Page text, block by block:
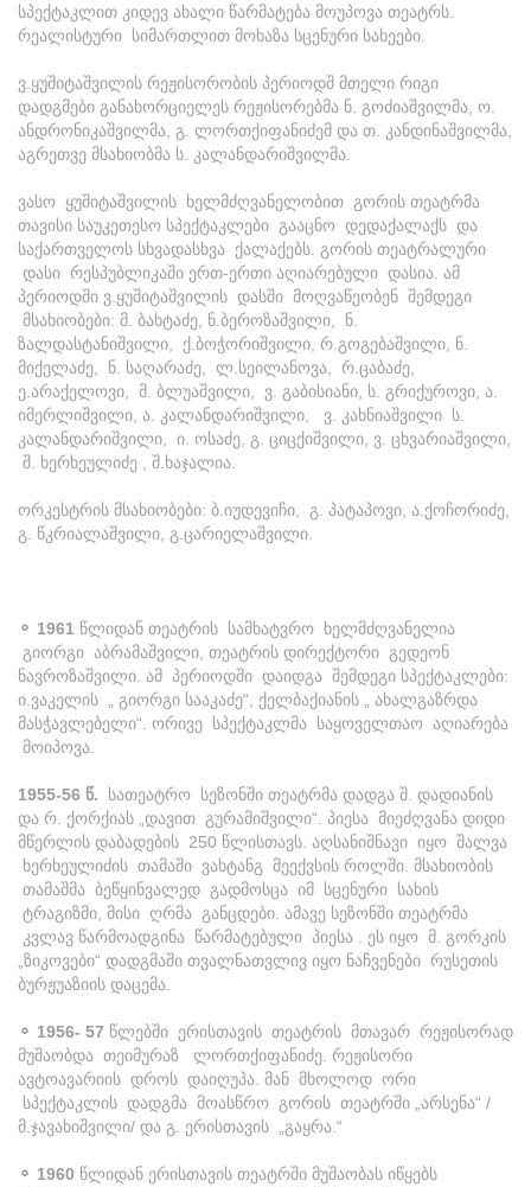
სპექტაკლით კიდევ ახალი წარმატება მოუპოვა თეატრს.
რეალისტური სიმართლით მოხაზა სცენური სახეები.
ვ.ყუშიტაშვილის რეჟისორობის პერიოდშ მთელი რიგი
დადგმები განახორციელეს რეჟისორებმა ნ. გოძიაშვილმა, ო.
ანდრონიკაშვილმა, გ. ლორთქიფანიძემ და თ. კანდინაშვილმა,
აგრეთვე მსახიობმა ს. კალანდარიშვილმა.
ვასო ყუშიტაშვილის ხელმძღვანელობით გორის თეატრმა
თავისი საუკეთესო სპექტაკლები გააცნო დედაქალაქს და
საქართველოს სხვადასხვა ქალაქებს. გორის თეატრალური
დასი რესპუბლიკაში ერთ-ერთი აღიარებული დასია. ამ
პერიოდში ვ.ყუშიტაშვილის დასში მოღვაწეობენ შემდეგი
მსახიობები: მ. ბახტაძე, ნ.ბეროზაშვილი, ნ.
ზალდასტანიშვილი, ქ.ბოჭორიშვილი, რ.გოგებაშვილი, ნ.
მიქელაძე, ნ. საღარაძე, ლ.სეილანოვა, რ.ცაბაძე,
ე.არაქელოვი, მ. ბლუაშვილი, ვ. გაბისიანი, ს. გრიქუროვი, ა.
იმერლიშვილი, ა. კალანდარიშვილი, ვ. კახნიაშვილი ს.
კალანდარიშვილი, ი. ოსაძე, გ. ციცქიშვილი, ვ. ცხვარიაშვილი,
შ. ხერხეულიძე , შ.ხაჯალია.
ორკესტრის მსახიობები: ბ.იუდევიჩი, გ. პატაპოვი, ა.ქოჩორიძე,
გ. წკრიალაშვილი, გ.ცარიელაშვილი.
⚬ 1961 წლიდან თეატრის სამხატვრო ხელმძღვანელია
გიორგი აბრამაშვილი, თეატრის დირექტორი გედეონ
ნავროზაშვილი. ამ პერიოდში დაიდგა შემდეგი სპექტაკლები:
ი.ვაკელის „ გიორგი სააკაძე“, ქელბაქიანის „ ახალგაზრდა
მასჭავლებელი“. ორივე სპექტაკლმა საყოველთაო აღიარება
მოიპოვა.
1955-56 წ. სათეატრო სეზონში თეატრმა დადგა შ. დადიანის
და რ. ქორქიას „დავით გურამიშვილი“. პიესა მიეძღვანა დიდი
მწერლის დაბადების 250 წლისთავს. აღსანიშნავი იყო შალვა
ხერხეულიძის თამაში ვახტანგ მეექვსის როლში. მსახიობის
თამაშმა ბეწყინვალედ გადმოსცა იმ სცენური სახის
ტრაგიზმი, მისი ღრმა განცდები. ამავე სეზონში თეატრმა
კვლავ წარმოადგინა წარმატებული პიესა . ეს იყო მ. გორკის
„ზიკოვები“ დადგმაში თვალნათვლივ იყო ნაჩვენები რუსეთის
ბურჟუაზიის დაცემა.
⚬ 1956- 57 წლებში ერისთავის თეატრის მთავარ რეჟისორად
მუშაობდა თეიმურაზ ლორთქიფანიძე. რეჟისორი
ავტოავარიის დროს დაიღუპა. მან მხოლოდ ორი
სპექტაკლის დადგმა მოასწრო გორის თეატრში „არსენა“ /
მ.ჯავახიშვილი/ და გ. ერისთავის „გაყრა.“
⚬ 1960 წლიდან ერისთავის თეატრში მუშაობას იწყებს